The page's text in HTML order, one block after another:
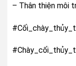
– Thân thiện môi